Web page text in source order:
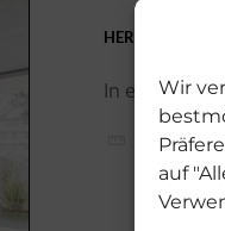
Wir
auf
In einer der
ca. 183